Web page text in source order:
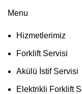
Menu
Hizmetlerimiz
Forklift Servisi
Akülü İstif Servisi
Elektrikli Forklift